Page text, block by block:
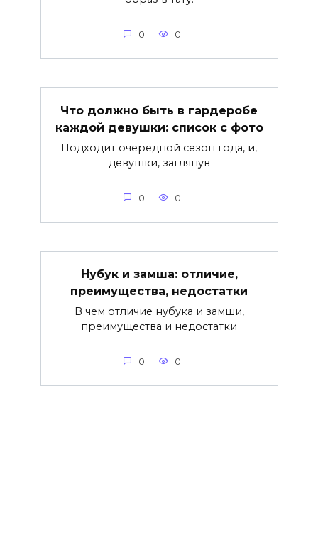
0 0
Что должно быть в гардеробе
каждой девушки: список с фото
Подходит очередной сезон года, и,
девушки, заглянув
0 0
Нубук и замша: отличие,
преимущества, недостатки
В чем отличие нубука и замши,
преимущества и недостатки
0 0